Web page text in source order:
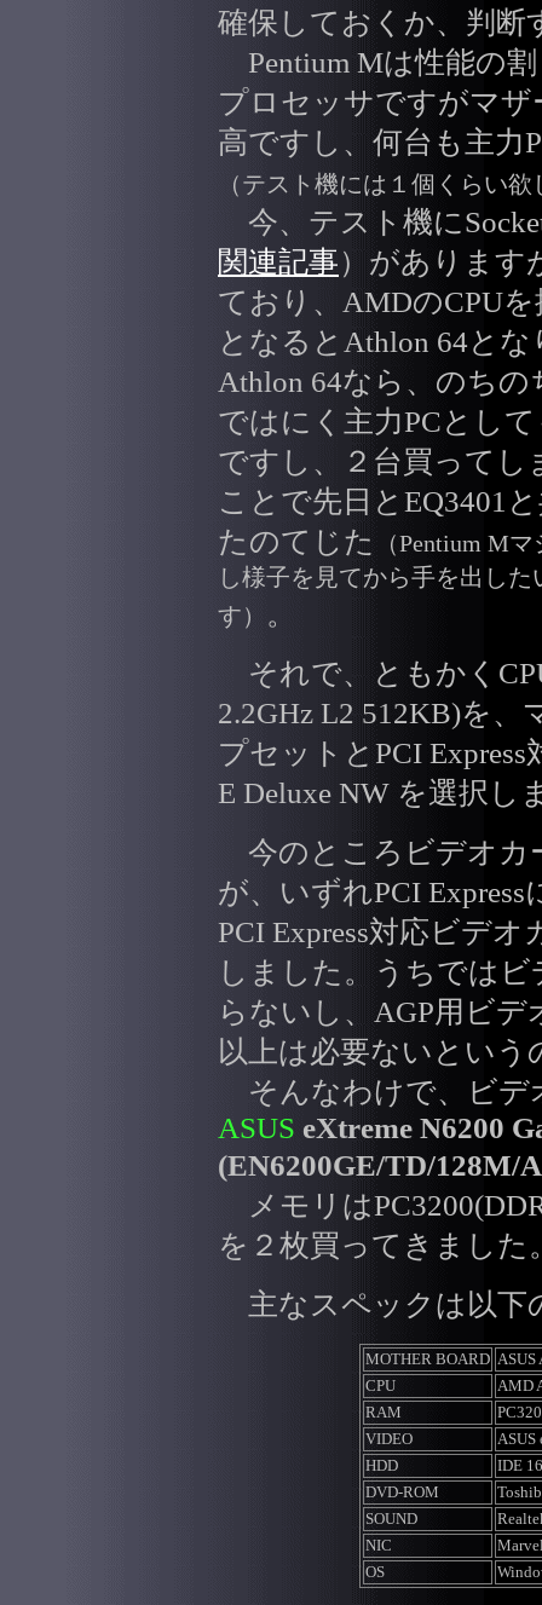
確保しておくか、判断
Pentium Mは性能の
プロセッサですがマ
高ですし、何台も主力
（テスト機には１個くらい
今、テスト機に
関連記事）があります
ており、AMDのCPU
となるとAthlon 64と
Athlon 64なら、のち
ではにく主力PCとし
ですし、２台買ってし
ことで先日とEQ3401
たのてじた
（Pentium M
し様子を見てから手を出した
す）
。
それで、ともかく
2.2GHz L2 512KB)を、
プセットとPCI
E Deluxe NW を選択し
今のところビデオカ
が、いずれPCI
PCI Express対応ビデ
しました。うちでは
らないし、AGP用ビ
以上は必要ないという
そんなわけで、ビデ
ASUS eXtreme N6200
(EN6200GE/TD/128M/
メモリは
を２枚買ってきました
主なスペックは以下
MOTHER BOARD ASUS
CPU
AMD
RAM
VIDEO
ASUS
HDD
IDE
DVD-ROM
SOUND
NIC
OS